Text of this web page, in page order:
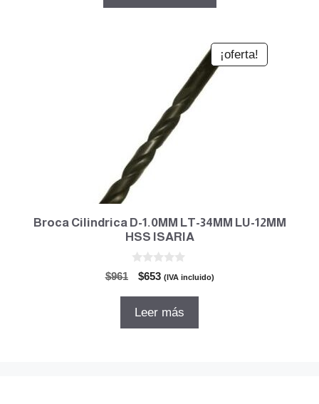
¡oferta!
Broca Cilindrica D-1.0MM LT-34MM LU-12MM
HSS ISARIA
$961
El
original
$653El
actual
(IVA incluido)
Leer más